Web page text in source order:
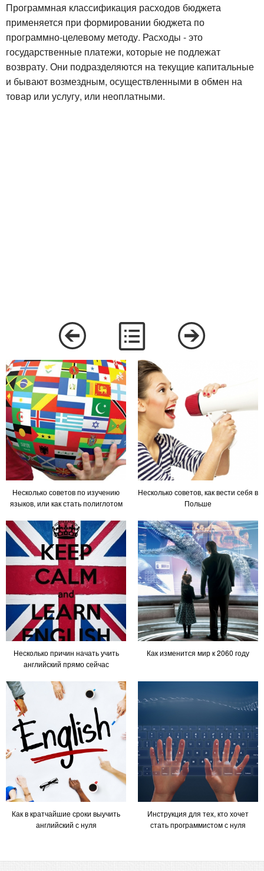
Программная классификация расходов бюджета
применяется при формировании бюджета по
программно-целевому методу. Расходы - это
государственные платежи, которые не подлежат
возврату. Они подразделяются на текущие капитальные
и бывают возмездным, осуществленными в обмен на
товар или услугу, или неоплатными.
Несколько советов по изучению
языков, или как стать полиглотом
Несколько советов, как вести себя в
Польше
Несколько причин начать учить
английский прямо сейчас
Как изменится мир к 2060 году
Как в кратчайшие сроки выучить
английский с нуля
Инструкция для тех, кто хочет
стать программистом с нуля